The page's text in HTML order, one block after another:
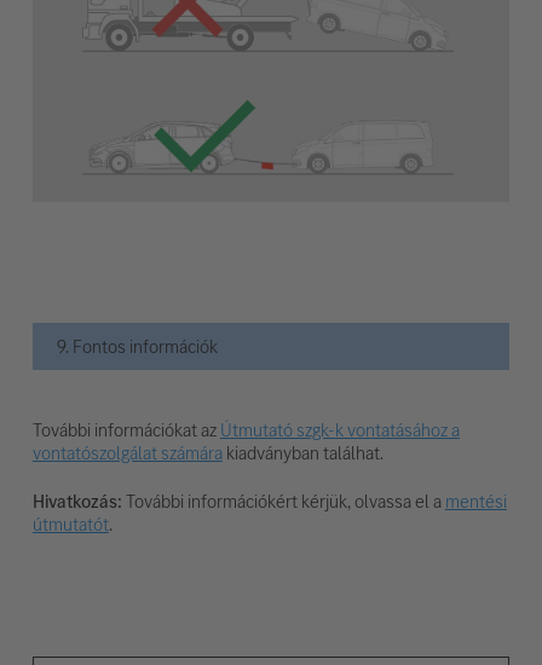
9. Fontos információk
További információkat azÚtmutató szgk-k vontatásához a
vontatószolgálat számárakiadványban találhat.
Hivatkozás:További információkért kérjük, olvassa el amentési
útmutatót.